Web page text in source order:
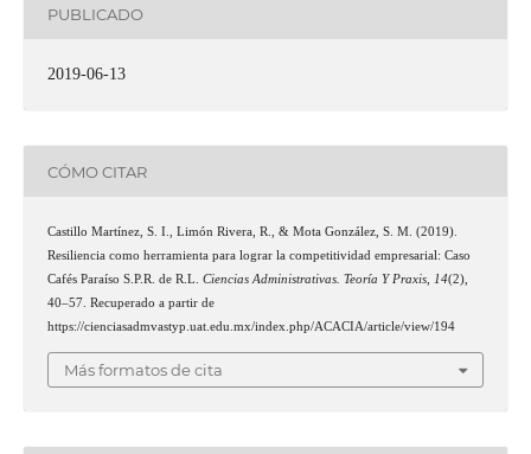
PUBLICADO
2019-06-13
CÓMO CITAR
Castillo Martínez, S. I., Limón Rivera, R., & Mota González, S. M. (2019).
Resiliencia como herramienta para lograr la competitividad empresarial: Caso
Cafés Paraíso S.P.R. de R.L. Ciencias Administrativas. Teoría Y Praxis, 14(2),
40–57. Recuperado a partir de
https://cienciasadmvastyp.uat.edu.mx/index.php/ACACIA/article/view/194
Más formatos de cita